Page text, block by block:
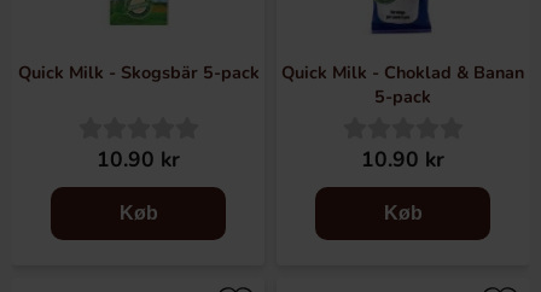
Quick Milk - Skogsbär 5-pack
10.90 kr
Køb
Quick Milk - Choklad & Banan
5-pack
10.90 kr
Køb